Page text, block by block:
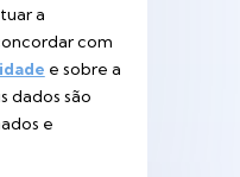
a
com
e sobre a
dados são
e